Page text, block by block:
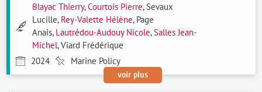
Blayac Thierry,Courtois Pierre, Sevaux
Lucille, Rey-Valette Hélène, Page
Anais, Lautrédou-Audouy Nicole,Salles Jean-
Michel, Viard Frédérique
2024
Marine Policy
voir plus